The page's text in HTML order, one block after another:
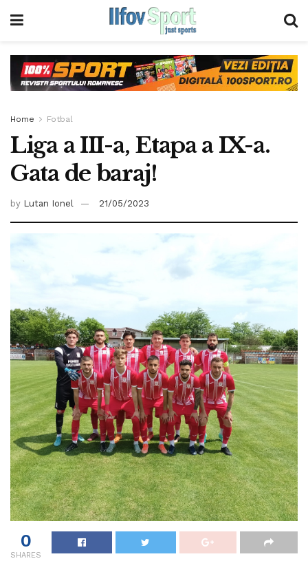
Home Fotbal
Liga a III-a, Etapa a IX-a.
Gata de baraj!
by Lutan Ionel 21/05/2023
0
SHARES